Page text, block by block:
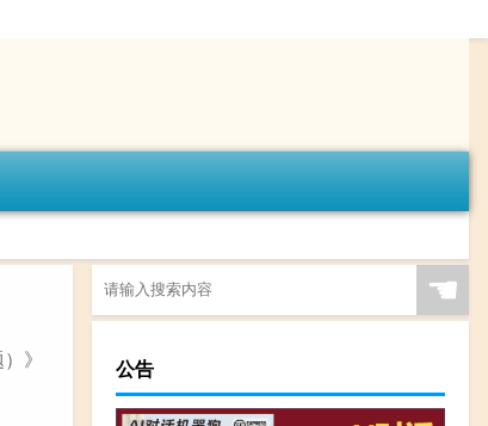
》
☚
公告